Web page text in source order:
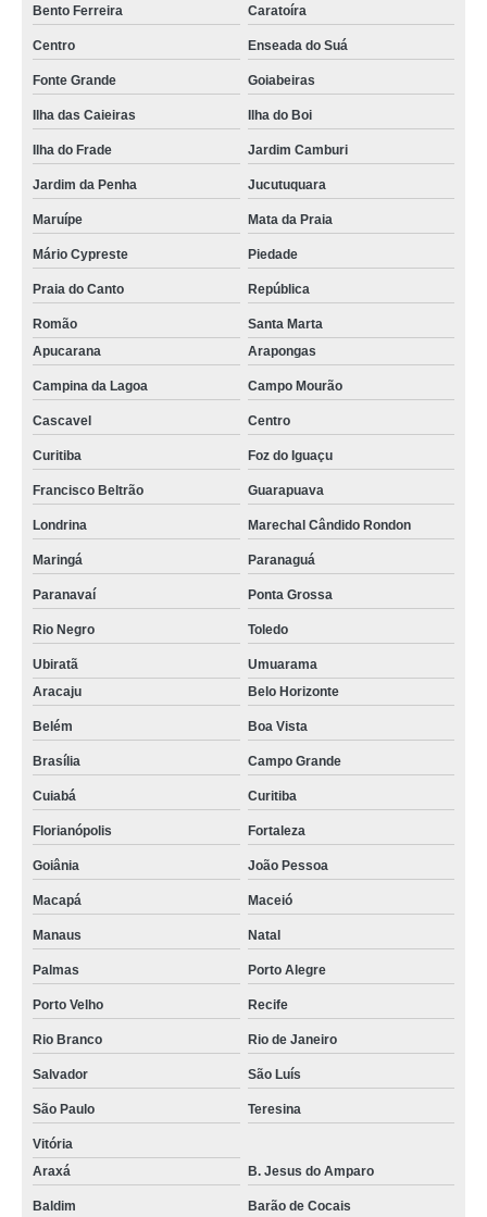
Bento Ferreira Caratoíra
Centro Enseada do Suá
Fonte Grande Goiabeiras
Ilha das Caieiras Ilha do Boi
Ilha do Frade Jardim Camburi
Jardim da Penha Jucutuquara
Maruípe Mata da Praia
Mário Cypreste Piedade
Praia do Canto República
Romão
Santa Marta
Apucarana
Arapongas
Campina da Lagoa Campo Mourão
Cascavel Centro
Curitiba Foz do Iguaçu
Francisco Beltrão Guarapuava
Londrina Marechal Cândido Rondon
Maringá Paranaguá
Paranavaí Ponta Grossa
Rio Negro Toledo
Ubiratã
Umuarama
Aracaju
Belo Horizonte
Belém Boa Vista
Brasília Campo Grande
Cuiabá Curitiba
Florianópolis Fortaleza
Goiânia João Pessoa
Macapá Maceió
Manaus Natal
Palmas Porto Alegre
Porto Velho Recife
Rio Branco Rio de Janeiro
Salvador São Luís
São Paulo Teresina
Vitória
Araxá
B. Jesus do Amparo
Baldim Barão de Cocais